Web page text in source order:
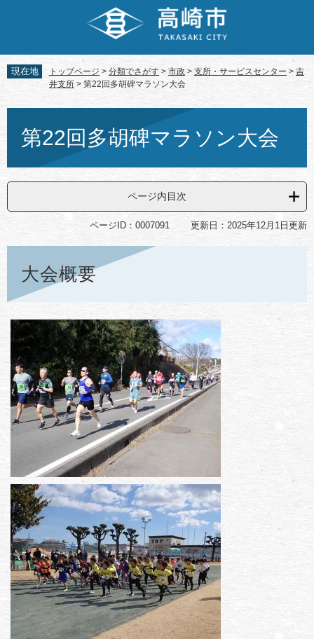
先
頭
す。
を
飛
し
へ
現在地 トップページ > 分類でさがす > 市政 > 支所・サービスセンター > 吉
井支所 > 第22回多胡碑マラソン大会
第22回多胡碑マラソン大会
ページ内目次
ページID：0007091 更新日：2025年12月1日更新
大会概要